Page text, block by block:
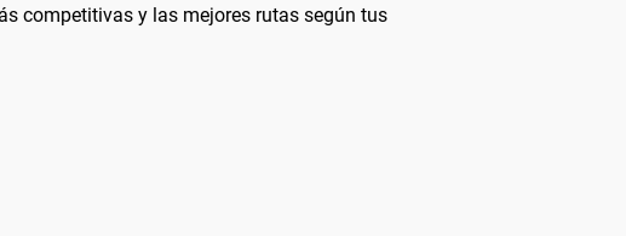
competitivas y las mejores rutas según tus